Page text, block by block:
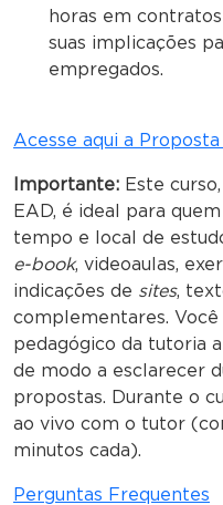
horas em
suas implicações
empregados.
Acesse aqui a Proposta
Importante: Este
EAD, é ideal para
tempo e local de
e-book, videoaulas,
indicações de sites,
complementares.
pedagógico da tutoria
de modo a esclarecer
propostas. Durante o
ao vivo com o tutor
minutos cada).
Perguntas Frequentes